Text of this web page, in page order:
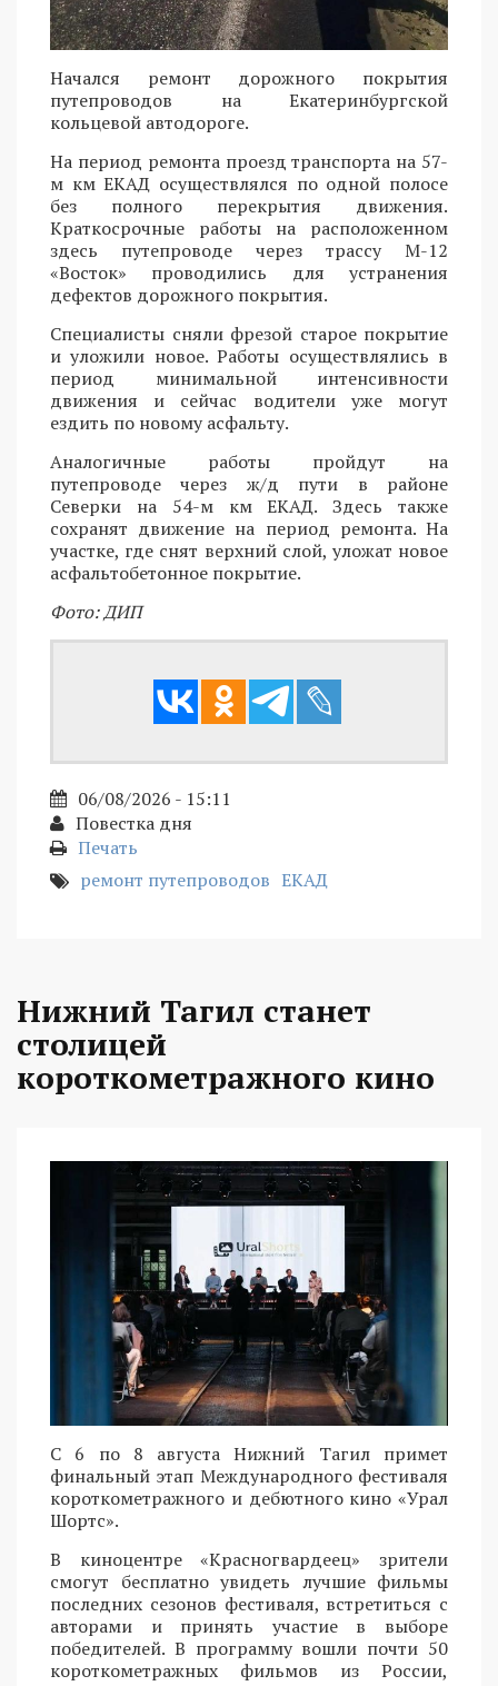
Начался ремонт дорожного покрытия
путепроводов на Екатеринбургской
кольцевой автодороге.
На период ремонта проезд транспорта на 57-
м км ЕКАД осуществлялся по одной полосе
без полного перекрытия движения.
Краткосрочные работы на расположенном
здесь путепроводе через трассу М-12
«Восток» проводились для устранения
дефектов дорожного покрытия.
Специалисты сняли фрезой старое покрытие
и уложили новое. Работы осуществлялись в
период минимальной интенсивности
движения и сейчас водители уже могут
ездить по новому асфальту.
Аналогичные работы пройдут на
путепроводе через ж/д пути в районе
Северки на 54-м км ЕКАД. Здесь также
сохранят движение на период ремонта. На
участке, где снят верхний слой, уложат новое
асфальтобетонное покрытие.
Фото: ДИП
06/08/2026 - 15:11
Повестка дня
Печать
ремонт путепроводов ЕКАД
Нижний Тагил станет
столицей
короткометражного кино
С 6 по 8 августа Нижний Тагил примет
финальный этап Международного фестиваля
короткометражного и дебютного кино «Урал
Шортс».
В киноцентре «Красногвардеец» зрители
смогут бесплатно увидеть лучшие фильмы
последних сезонов фестиваля, встретиться с
авторами и принять участие в выборе
победителей. В программу вошли почти 50
короткометражных фильмов из России,